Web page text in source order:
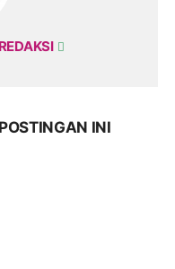
REDAKSI
INI